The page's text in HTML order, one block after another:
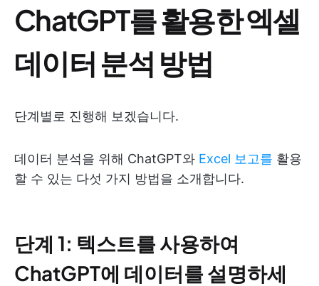
ChatGPT를 활용한 엑셀
데이터 분석 방법
단계별로 진행해 보겠습니다.
데이터 분석을 위해 ChatGPT와 Excel 보고를 활용
할 수 있는 다섯 가지 방법을 소개합니다.
단계 1: 텍스트를 사용하여
ChatGPT에 데이터를 설명하세